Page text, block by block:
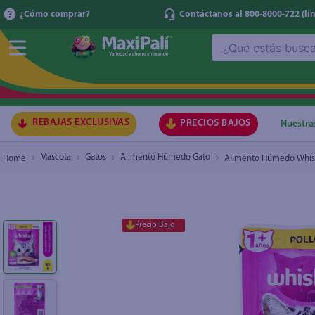
¿Cómo comprar? Contáctanos al 800-8000-722
REBAJAS EXCLUSIVAS PRECIOS BAJOS
Mascota Gatos Alimento Húmedo Gato Alimento Húmedo
Precio Bajo
Alimento Húmedo Whiskas Para Gatos Sabor
1.
2.
.
9.